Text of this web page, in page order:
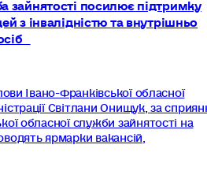
з інвалідністю та внутрішньо
Івано-Франківської обласної
Світлани Онищук, за
обласної служби зайнятості на
ярмарки вакансій,